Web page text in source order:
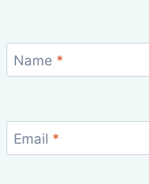
Name *
Email *